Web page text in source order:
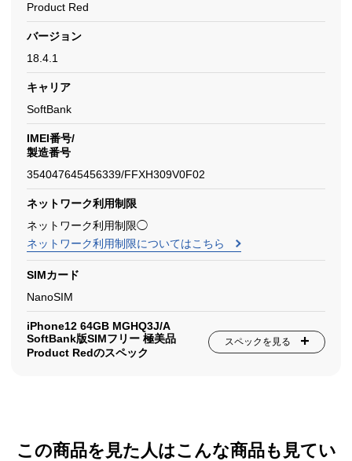
Product Red
バージョン
18.4.1
キャリア
SoftBank
IMEI番号/
製造番号
354047645456339/FFXH309V0F02
ネットワーク利用制限
ネットワーク利用制限◯
ネットワーク利用制限についてはこちら
SIMカード
NanoSIM
iPhone12 64GB MGHQ3J/A
SoftBank版SIMフリー 極美品
Product Redのスペック
スペックを見る
この商品を見た人はこんな商品も見てい